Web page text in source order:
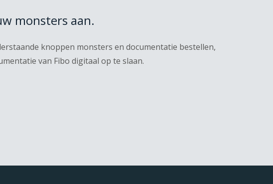
monsters aan.
knoppen monsters en documentatie bestellen,
van Fibo digitaal op te slaan.